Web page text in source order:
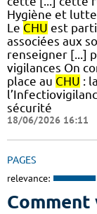
Hygiène et
Le CHU est
associées aux
renseigner [...]
vigilances On
place au CHU :
sécurité
18/06/2026 16:11
PAGES
relevance:
Comment